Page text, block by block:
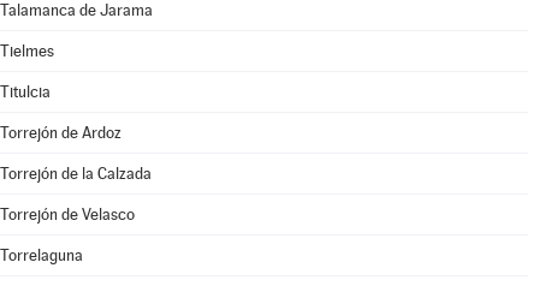
Talamanca de Jarama
Tielmes
Titulcia
Torrejón de Ardoz
Torrejón de la Calzada
Torrejón de Velasco
Torrelaguna